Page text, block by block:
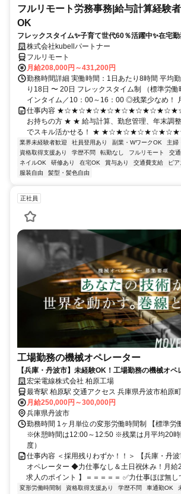
フルリモート労務事務|給与計算経験
OK
フレックスタイム✨子育て世代60％活躍中✨在宅
株式会社kubellパートナー
フルリモート
月給208,000円～431,200円
勤務時間詳細 実働時間：1日あたり8時間 平均
り18日 〜 20日 フレックスタイム制 （標準労
インタイム／10：00～16：00 ◎残業少なめ！
仕事内容 ★☆★☆★☆★☆★☆★☆★☆★☆★☆ ☆
お持ちの方 ★ ★ 給与計算、勤怠管理、年末調
でスキル活かせる！ ★
業界未経験者歓迎 社員登用あり 副業・WワークOK
主婦
資格取得支援あり
学歴不問 転勤なし フルリモート 交
ネイルOK
研修あり 在宅OK 賞与あり 交通費支給 ピ
服装自由
髪型・髪色自由
正社員
工場勤務の機械オペレーター
【兵庫・丹波市】未経験OK！工場勤務の機械オ
力仕事なし＆土日祝休み！月給25万円～！／採用
宏栄電線株式会社 柏原工場
最寄駅 柏原駅 交通アクセス 兵庫県丹波市柏原町大新屋46-2 JR福知
山線「柏原駅」より車で約7分 ※場所の都合上、マイカー通勤を推奨
しています ※転勤なし
月給250,000円～300,000円
兵庫県丹波市
勤務時間 1ヶ月単位の変形労働時間制 【標準労
※休憩時間は12:00～12:50 ※残業は月平均20時
度）
仕事内容 ＜採用残りわずか！！＞ 【兵庫・丹
オペレーター ◆力仕事なし＆土日祝休み！月給
求人のポイント 】＝＝＝＝＝ ✅力仕事ほぼ無し
変形労働時間制 資格取得支援あり 学歴不問 車通勤OK